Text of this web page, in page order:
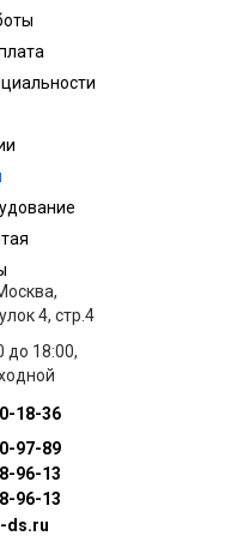
4, стр.4
до 18:00,
18-36
97-89
96-13
96-13
ds.ru